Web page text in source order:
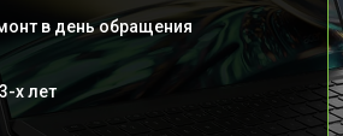
в день обращения
х лет